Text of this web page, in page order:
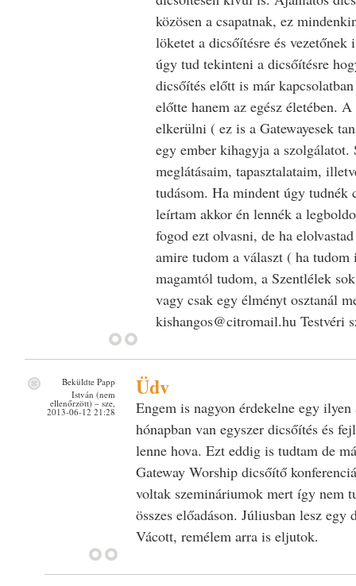
közösen a csapatnak, ez
löketet a dicsőítésre és
úgy tud tekinteni a dicsőítésre
dicsőítés előtt is már
előtte hanem az egész életében.
elkerülni ( ez is a Gatewayesek
egy ember kihagyja a szolgálatot.
meglátásaim, tapasztalataim,
tudásom. Ha mindent úgy tudnék
leírtam akkor én lennék a
fogod ezt olvasni, de ha
amire tudom a választ ( ha tudom
magamtól tudom, a Szentlélek
vagy csak egy élményt osztanál
kishangos@citromail.hu Testvéri
Üdv
Engem is nagyon érdekelne egy
hónapban van egyszer dicsőítés és
lenne hova. Ezt eddig is tudtam de
Gateway Worship dicsőítő
voltak szemináriumok mert így nem
összes előadáson. Júliusban lesz
Vácott, remélem arra is eljutok.
Beküldte Papp
István (nem
ellenőrzött) – sze,
2013-06-12 21:28